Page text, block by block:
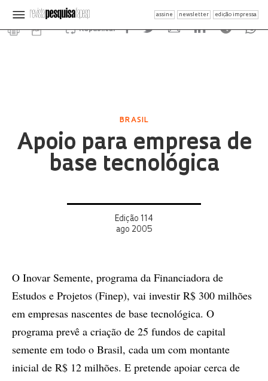
assine newsletter edição impressa
Republicar
BRASIL
Apoio para empresa de
base tecnológica
Edição 114
ago 2005
O Inovar Semente, programa da Financiadora de
Estudos e Projetos (Finep), vai investir R$ 300 milhões
em empresas nascentes de base tecnológica. O
programa prevê a criação de 25 fundos de capital
semente em todo o Brasil, cada um com montante
inicial de R$ 12 milhões. E pretende apoiar cerca de